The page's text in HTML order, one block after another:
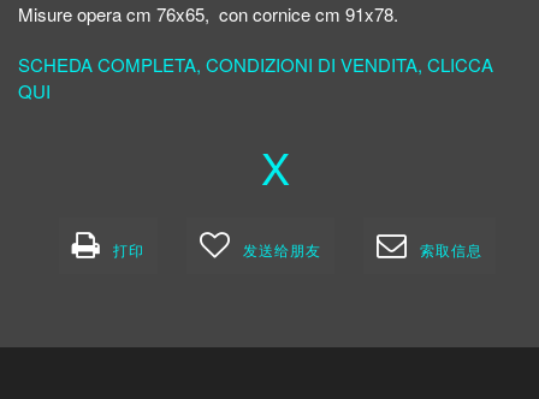
Misure opera cm 76x65, con cornice cm 91x78.
SCHEDA COMPLETA, CONDIZIONI DI VENDITA, CLICCA
QUI
X
打印 发送给朋友 索取信息